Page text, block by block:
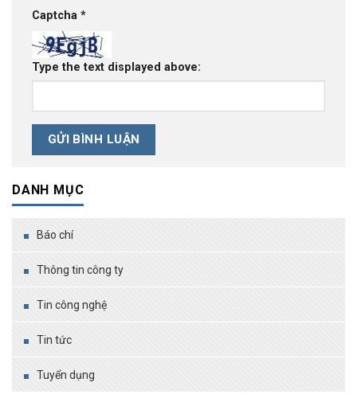
Captcha *
Type the text displayed above:
DANH MỤC
Báo chí
Thông tin công ty
Tin công nghệ
Tin tức
Tuyển dụng